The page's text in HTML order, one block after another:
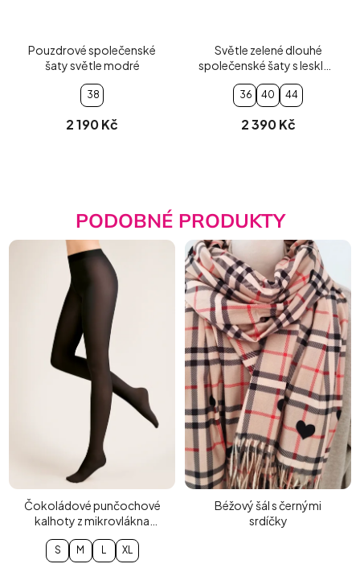
Pouzdrové společenské
šaty světle modré
38
2 190 Kč
Světle zelené dlouhé
společenské šaty s lesklou
36 40 44
2 390 Kč
PODOBNÉ PRODUKTY
Čokoládové punčochové
kalhoty z mikrovlákna
40DEN
S M L XL
Béžový šál s černými
srdíčky